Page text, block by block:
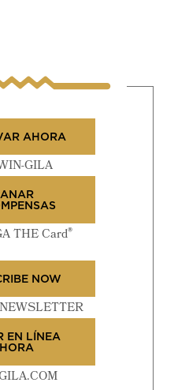
AHORA
GILA
THE Card®
NOW
NEWSLETTER
EN LÍNEA